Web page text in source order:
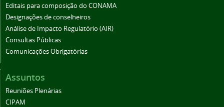
Editais para composição do CONAMA
Designações de conselheiros
Análise de Impacto Regulatório (AIR)
Consultas Públicas
Comunicações Obrigatórias
Assuntos
Reuniões Plenárias
CIPAM